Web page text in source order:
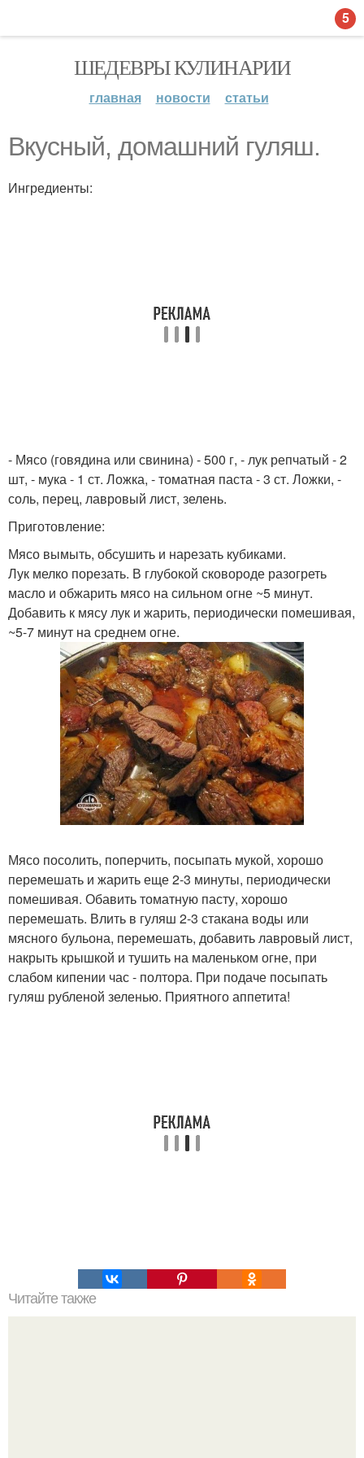
ШЕДЕВРЫ КУЛИНАРИИ
главная новости статьи
Вкусный, домашний гуляш.
Ингредиенты:
- Мясо (говядина или свинина) - 500 г, - лук репчатый - 2
шт, - мука - 1 ст. Ложка, - томатная паста - 3 ст. Ложки, -
соль, перец, лавровый лист, зелень.
Приготовление:
Мясо вымыть, обсушить и нарезать кубиками.
Лук мелко порезать. В глубокой сковороде разогреть
масло и обжарить мясо на сильном огне ~5 минут.
Добавить к мясу лук и жарить, периодически помешивая,
~5-7 минут на среднем огне.
Мясо посолить, поперчить, посыпать мукой, хорошо
перемешать и жарить еще 2-3 минуты, периодически
помешивая. Обавить томатную пасту, хорошо
перемешать. Влить в гуляш 2-3 стакана воды или
мясного бульона, перемешать, добавить лавровый лист,
накрыть крышкой и тушить на маленьком огне, при
слабом кипении час - полтора. При подаче посыпать
гуляш рубленой зеленью. Приятного аппетита!
Читайте также
5